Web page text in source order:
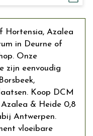
Hortensia, Azalea
in Deurne of
Onze
zijn eenvoudig
Koop DCM
& Heide 0,8
Antwerpen.
vloeibare